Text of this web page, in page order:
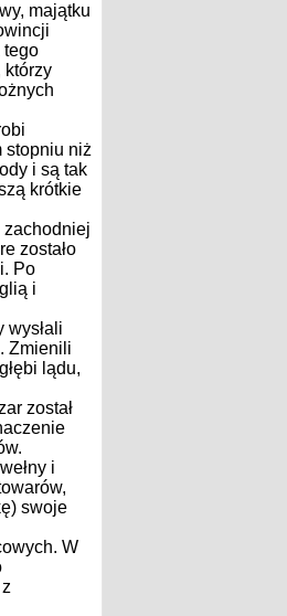
majątku
tego
którzy
stopniu niż
i są tak
krótkie
zachodniej
zostało
Po
i
wysłali
Zmienili
lądu,
został
i
swoje
W